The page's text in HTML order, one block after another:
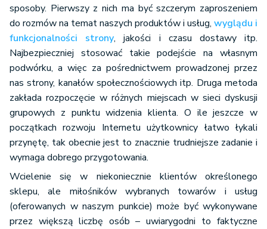
sposoby. Pierwszy z nich ma być szczerym zaproszeniem
do rozmów na temat naszych produktów i usług, wyglądu i
funkcjonalności strony, jakości i czasu dostawy itp.
Najbezpieczniej stosować takie podejście na własnym
podwórku, a więc za pośrednictwem prowadzonej przez
nas strony, kanałów społecznościowych itp. Druga metoda
zakłada rozpoczęcie w różnych miejscach w sieci dyskusji
grupowych z punktu widzenia klienta. O ile jeszcze w
początkach rozwoju Internetu użytkownicy łatwo łykali
przynętę, tak obecnie jest to znacznie trudniejsze zadanie i
wymaga dobrego przygotowania.
Wcielenie się w niekoniecznie klientów określonego
sklepu, ale miłośników wybranych towarów i usług
(oferowanych w naszym punkcie) może być wykonywane
przez większą liczbę osób – uwiarygodni to faktyczne